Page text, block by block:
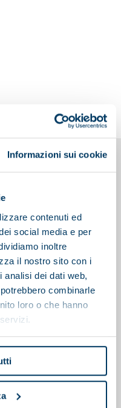
Informazioni sui cookie
contenuti ed
social media e per
inoltre
il nostro sito con i
analisi dei dati web,
combinarle
loro o che hanno
interesar